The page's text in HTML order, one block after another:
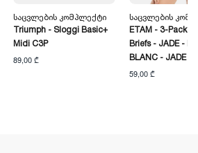
Საცვლების Კომპლექტი
Triumph - Sloggi Basic+
Midi C3P
89,00 ₾
Საცვლების
ETAM - 3-Pack
Briefs - JADE -
BLANC - JADE
59,00 ₾